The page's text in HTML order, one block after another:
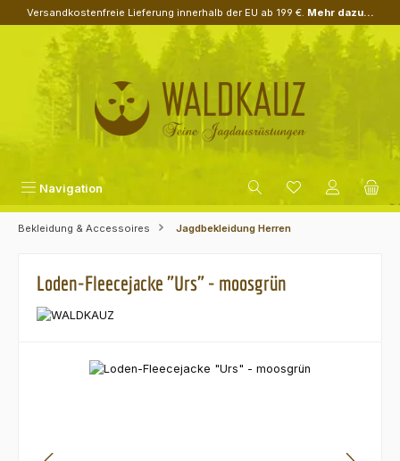
Zum Hauptinhalt springen
Versandkostenfreie Lieferung innerhalb der EU ab 199 €. Mehr dazu...
Navigation
Bekleidung & Accessoires Jagdbekleidung Herren
Loden-Fleecejacke "Urs" - moosgrün
Bildergalerie überspringen